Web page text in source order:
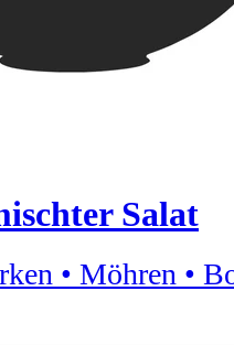
Salat
• Möhren •